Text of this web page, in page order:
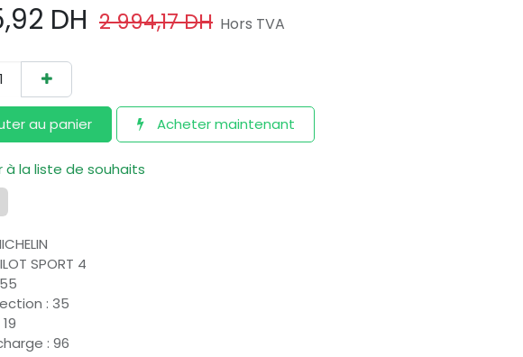
DH 2 994,17DH Hors TVA
au​ panier Acheter maintenant
à la liste de souhaits
SPORT 4
: 35
19
: 96